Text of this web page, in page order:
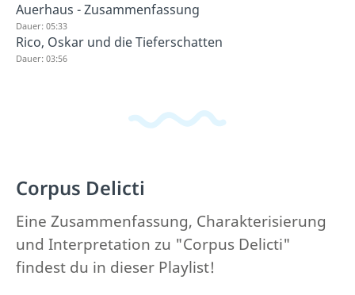
Auerhaus - Zusammenfassung
Dauer: 05:33
Rico, Oskar und die Tieferschatten
Dauer: 03:56
Corpus Delicti
Eine Zusammenfassung, Charakterisierung
und Interpretation zu "Corpus Delicti"
findest du in dieser Playlist!